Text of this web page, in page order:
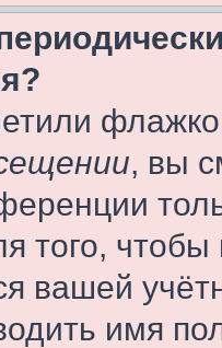
, вы
того, чтобы
вашей
имя